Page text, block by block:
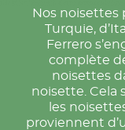
Nos
Turquie,
Ferrero
complète
noisettes
noisette. Cela
les
proviennent